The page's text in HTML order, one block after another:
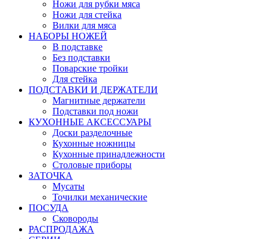
Ножи для рубки мяса
Ножи для стейка
Вилки для мяса
НАБОРЫ НОЖЕЙ
В подставке
Без подставки
Поварские тройки
Для стейка
ПОДСТАВКИ И ДЕРЖАТЕЛИ
Магнитные держатели
Подставки под ножи
КУХОННЫЕ АКСЕССУАРЫ
Доски разделочные
Кухонные ножницы
Кухонные принадлежности
Столовые приборы
ЗАТОЧКА
Мусаты
Точилки механические
ПОСУДА
Сковороды
РАСПРОДАЖА